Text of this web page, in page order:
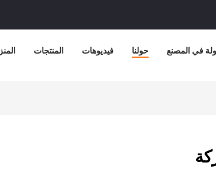
المنتجات فيديوهات حولنا في المصنع